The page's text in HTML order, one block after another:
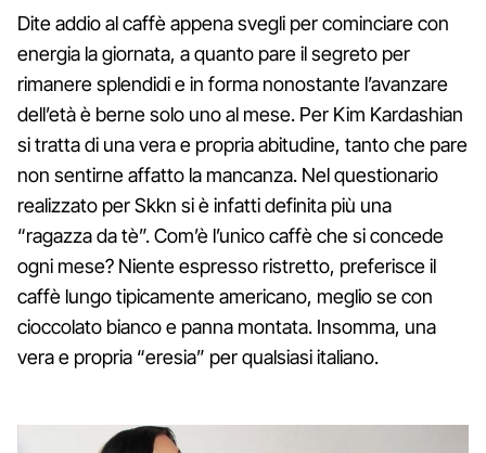
Dite addio al caffè appena svegli per cominciare con
energia la giornata, a quanto pare il segreto per
rimanere splendidi e in forma nonostante l’avanzare
dell’età è berne solo uno al mese. Per Kim Kardashian
si tratta di una vera e propria abitudine, tanto che pare
non sentirne affatto la mancanza. Nel questionario
realizzato per Skkn si è infatti definita più una
“ragazza da tè”. Com’è l’unico caffè che si concede
ogni mese? Niente espresso ristretto, preferisce il
caffè lungo tipicamente americano, meglio se con
cioccolato bianco e panna montata. Insomma, una
vera e propria “eresia” per qualsiasi italiano.